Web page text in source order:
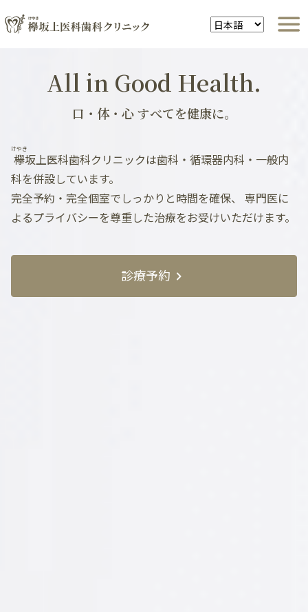
All in Good Health.
口・体・心 すべてを健康に。
欅
けやき
坂上医科歯科クリニックは歯科・循環器内科・一般内
科を併設しています。
完全予約・完全個室でしっかりと時間を確保、
よるプライバシーを尊重した治療をお受けいただけます。
診療予約